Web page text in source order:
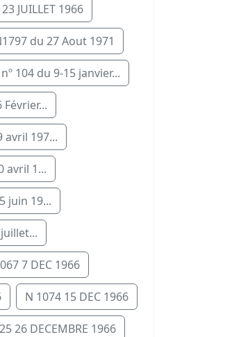
JUILLET 1966
du 27 Aout 1971
104 du 9-15 janvier...
Février...
avril 197...
avril 1...
juin 19...
7 DEC 1966
N 1074 15 DEC 1966
26 DECEMBRE 1966